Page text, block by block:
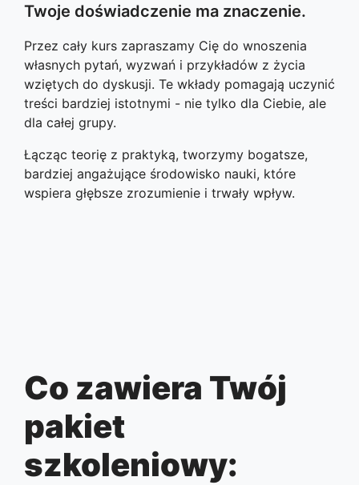
Twoje doświadczenie ma znaczenie.
Przez cały kurs zapraszamy Cię do wnoszenia
własnych pytań, wyzwań i przykładów z życia
wziętych do dyskusji. Te wkłady pomagają uczynić
treści bardziej istotnymi - nie tylko dla Ciebie, ale
dla całej grupy.
Łącząc teorię z praktyką, tworzymy bogatsze,
bardziej angażujące środowisko nauki, które
wspiera głębsze zrozumienie i trwały wpływ.
Co zawiera Twój
pakiet
szkoleniowy: